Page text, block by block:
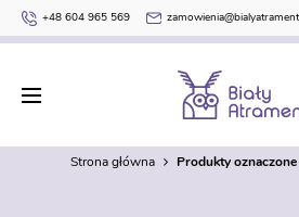
+48 604 965 569
teczka moje
Strona główna Produkty oznaczone